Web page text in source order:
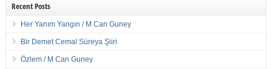
Recent Posts
Her Yanım Yangın / M Can Guney
Bir Demet Cemal Süreya Şiiri
Özlem / M Can Guney